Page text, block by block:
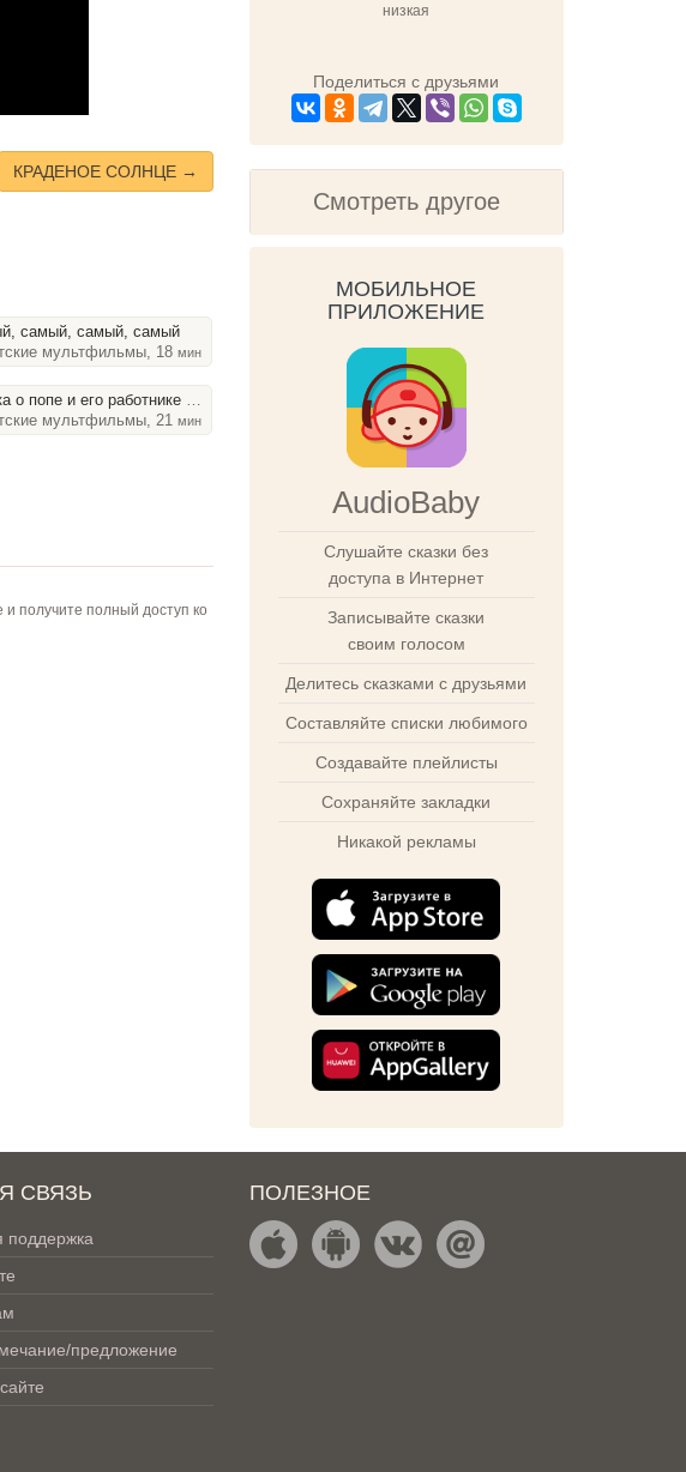
КРАДЕНОЕ СОЛНЦЕ →
самый, самый, самый
мультфильмы, 18мин
попе и его работнике Балде_1940
мультфильмы, 21мин
получите полный доступ ко
низкая
Поделиться с друзьями
Смотреть другое
МОБИЛЬНОЕ
ПРИЛОЖЕНИЕ
AudioBaby
Слушайте сказки без
доступа в Интернет
Записывайте сказки
своим голосом
Делитесь сказками с друзьями
Составляйте списки любимого
Создавайте плейлисты
Сохраняйте закладки
Никакой рекламы
СВЯЗЬ
поддержка
предложение
ПОЛЕЗНОЕ